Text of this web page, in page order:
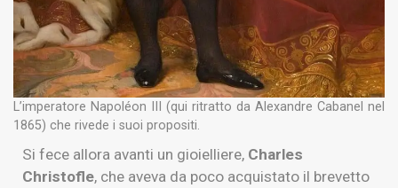
L’imperatore Napoléon III (qui ritratto da Alexandre Cabanel nel
1865) che rivede i suoi propositi.
Si fece allora avanti un gioielliere, Charles
Christofle, che aveva da poco acquistato il brevetto